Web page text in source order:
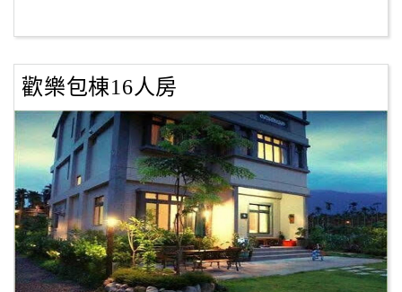
旅
卡
訂
請
款
收
據
歡樂包棟16人房